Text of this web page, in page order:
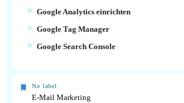
Google Analytics einrichten
Google Tag Manager
Google Search Console
No label
E-Mail Marketing